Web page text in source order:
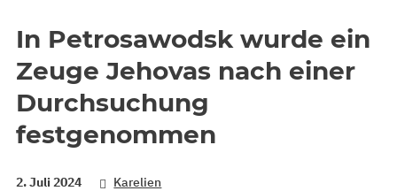
In Petrosawodsk wurde ein
Zeuge Jehovas nach einer
Durchsuchung
festgenommen
2. Juli 2024 Karelien